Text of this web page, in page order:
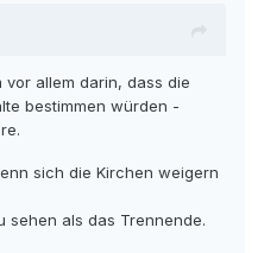
allem darin, dass die
bestimmen würden -
sich die Kirchen weigern
sehen als das Trennende.